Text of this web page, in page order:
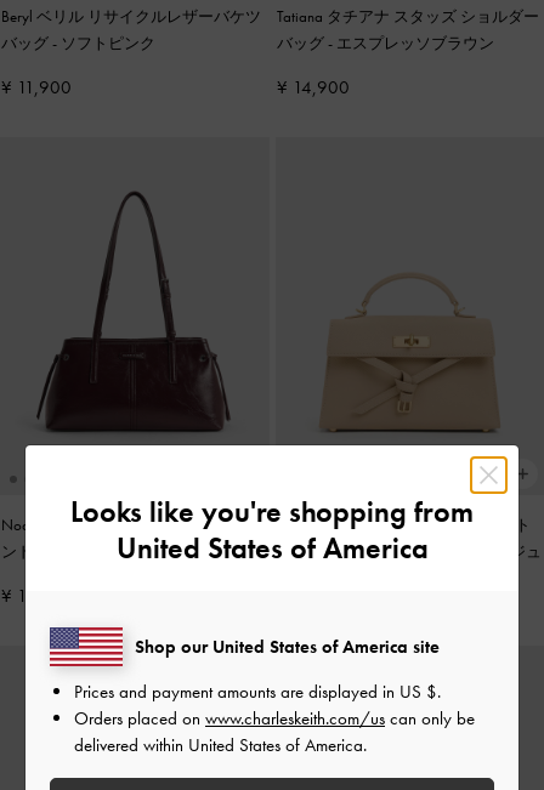
Beryl ベリル リサイクルレザーバケツ
バッグ- ソフトピンク
¥ 11,900
Tatiana タチアナ スタッズ ショルダー
バッグ- エスプレッソブラウン
¥ 14,900
Noane ノアン イーロンゲイティドハ
ンドルショルダーバッグ-ワインベリ
¥ 13,900
Tricha トリチャ ノッテッドベルト ト
ップハンドルバッグ- サンドベージュ
Looks like you're shopping from
United States of America
Shop our United States of America site
Prices and payment amounts are displayed in US $.
Orders placed on www.charleskeith.com/us can only be
delivered within United States of America.